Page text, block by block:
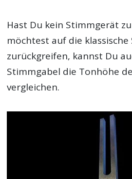
Hast Du kein Stimmgerät
möchtest auf die
zurückgreifen, kannst Du
Stimmgabel die Tonhöhe
vergleichen.